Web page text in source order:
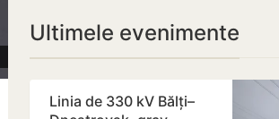
Ultimele evenimente
Linia de 330 kV Bălți–